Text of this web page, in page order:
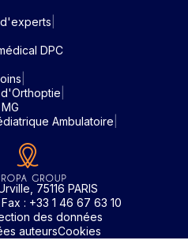
DPC
d'Orthoptie
Ambulatoire
75116 PARIS
: +33 1 46 67 63 10
des données
auteursCookies